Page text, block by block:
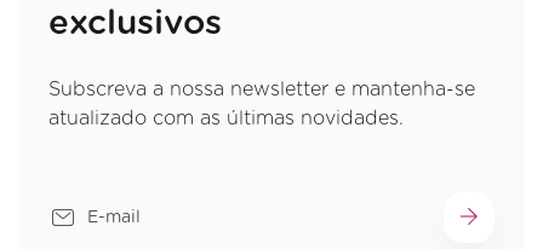
exclusivos
Subscreva a nossa newsletter e mantenha-se
atualizado com as últimas novidades.